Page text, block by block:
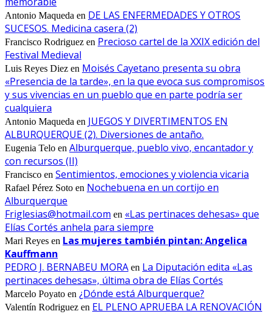
Antonio Maqueda en DE LAS ENFERMEDADES Y OTROS
SUCESOS. Medicina casera (2)
Francisco Rodriguez en Precioso cartel de la XXIX edición del
Festival Medieval
Luis Reyes Diez en Moisés Cayetano presenta su obra
«Presencia de la tarde», en la que evoca sus compromisos
y sus vivencias en un pueblo que en parte podría ser
cualquiera
Antonio Maqueda en JUEGOS Y DIVERTIMENTOS EN
ALBURQUERQUE (2). Diversiones de antaño.
Eugenia Telo en Alburquerque, pueblo vivo, encantador y
con recursos (II)
Francisco en Sentimientos, emociones y violencia vicaria
Rafael Pérez Soto en Nochebuena en un cortijo en
Alburquerque
Friglesias@hotmail.com en «Las pertinaces dehesas» que
Elías Cortés anhela para siempre
Mari Reyes en Las mujeres también pintan: Angelica
Kauffmann
PEDRO J. BERNABEU MORA en La Diputación edita «Las
pertinaces dehesas», última obra de Elías Cortés
Marcelo Poyato en ¿Dónde está Alburquerque?
Valentín Rodriguez en EL PLENO APRUEBA LA RENOVACIÓN